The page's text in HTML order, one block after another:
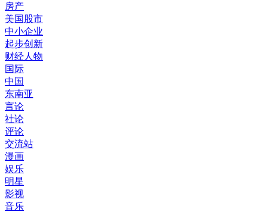
房产
美国股市
中小企业
起步创新
财经人物
国际
中国
东南亚
言论
社论
评论
交流站
漫画
娱乐
明星
影视
音乐